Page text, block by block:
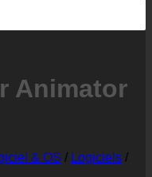
Animator
& OS / Logiciels /